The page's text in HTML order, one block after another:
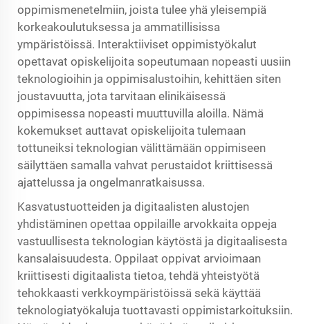
oppimismenetelmiin, joista tulee yhä yleisempiä
korkeakoulutuksessa ja ammatillisissa
ympäristöissä. Interaktiiviset oppimistyökalut
opettavat opiskelijoita sopeutumaan nopeasti uusiin
teknologioihin ja oppimisalustoihin, kehittäen siten
joustavuutta, jota tarvitaan elinikäisessä
oppimisessa nopeasti muuttuvilla aloilla. Nämä
kokemukset auttavat opiskelijoita tulemaan
tottuneiksi teknologian välittämään oppimiseen
säilyttäen samalla vahvat perustaidot kriittisessä
ajattelussa ja ongelmanratkaisussa.
Kasvatustuotteiden ja digitaalisten alustojen
yhdistäminen opettaa oppilaille arvokkaita oppeja
vastuullisesta teknologian käytöstä ja digitaalisesta
kansalaisuudesta. Oppilaat oppivat arvioimaan
kriittisesti digitaalista tietoa, tehdä yhteistyötä
tehokkaasti verkkoympäristöissä sekä käyttää
teknologiatyökaluja tuottavasti oppimistarkoituksiin.